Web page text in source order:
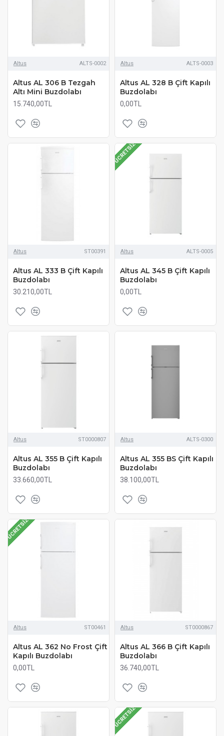
Altus ALTS-0002
Altus AL 306 B Tezgah
Altı Mini Buzdolabı
15.740,00TL
Altus ALTS-0003
Altus AL 328 B Çift Kapılı
Buzdolabı
0,00TL
Altus ST00391
Altus AL 333 B Çift Kapılı
Buzdolabı
30.210,00TL
ÜCRETSIZ
Altus ALTS-0005
Altus AL 345 B Çift Kapılı
Buzdolabı
0,00TL
Altus ST0000807
Altus AL 355 B Çift Kapılı
Buzdolabı
33.660,00TL
Altus ALTS-0300
Altus AL 355 BS Çift Kapılı
Buzdolabı
38.100,00TL
ÜCRETSIZ
Altus ST00461
Altus AL 362 No Frost Çift
Kapılı Buzdolabı
0,00TL
Altus ST0000867
Altus AL 366 B Çift Kapılı
Buzdolabı
36.740,00TL
ÜCRETSIZ